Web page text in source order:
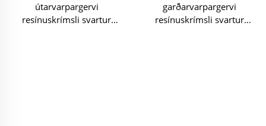
útarvarpargervi
resínuskrímsli svartur
garðarvarpargervi
resínuskrímsli svartur